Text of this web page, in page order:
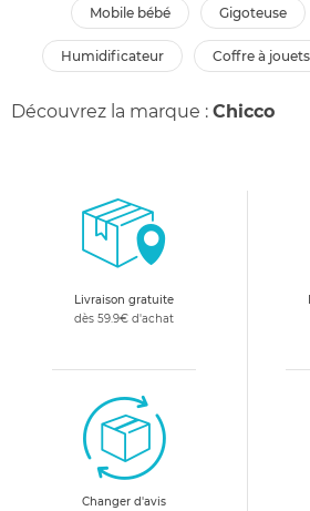
mobile bébé gigoteuse
humidificateur coffre à jouets
Découvrez la marque : Chicco
Livraison gratuite
dès 59.9€ d'achat
Changer d'avis